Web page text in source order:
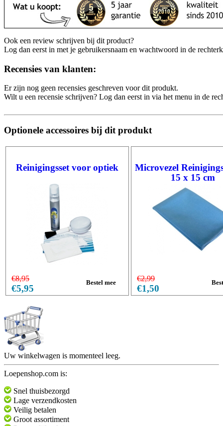
Ook een review schrijven bij dit product?
Log dan eerst in met je gebruikersnaam en wachtwoord in de
Recensies van klanten:
Er zijn nog geen recensies geschreven voor dit produkt.
Wilt u een recensie schrijven? Log dan eerst in via het menu in de
Optionele accessoires bij dit produkt
Reinigingsset voor optiek
€8,95
€5,95
Microvezel
15 x 15 cm
€2,99
€1,50
Uw winkelwagen is momenteel leeg.
Loepenshop.com is:
Snel thuisbezorgd
Lage verzendkosten
Veilig betalen
Groot assortiment